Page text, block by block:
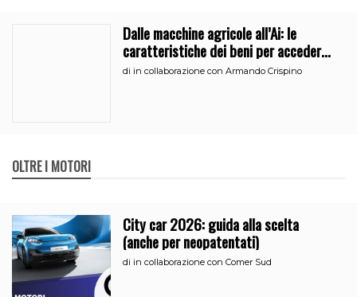
Dalle macchine agricole all’Ai: le
caratteristiche dei beni per accedere
all’iperammortamento
di in collaborazione con Armando Crispino
OLTRE I MOTORI
City car 2026: guida alla scelta
(anche per neopatentati)
di in collaborazione con Comer Sud